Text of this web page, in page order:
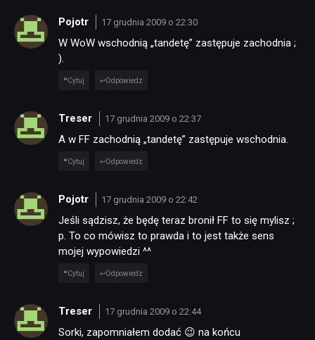
Pojotr 17 grudnia 2009 o 22:30
W WoW wschodnią „tandetę” zastępuje zachodnia ;
).
Cytuj Odpowiedz
Treser 17 grudnia 2009 o 22:37
A w FF zachodnią „tandetę” zastępuje wschodnia.
Cytuj Odpowiedz
Pojotr 17 grudnia 2009 o 22:42
Jeśli sądzisz, że będę teraz bronił FF to się mylisz ;
p. To co mówisz to prawda i to jest także sens
mojej wypowiedzi ^^
Cytuj Odpowiedz
Treser 17 grudnia 2009 o 22:44
Sorki, zapomniałem dodać 😉 na końcu